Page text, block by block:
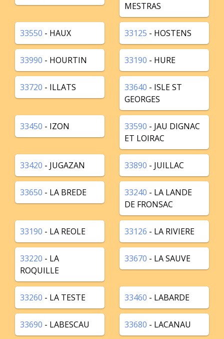
MESTRAS
33550 - HAUX 33125 - HOSTENS
33990 - HOURTIN 33190 - HURE
33720 - ILLATS 33640 - ISLE ST
GEORGES
33450 - IZON 33590 - JAU DIGNAC
ET LOIRAC
33420 - JUGAZAN 33890 - JUILLAC
33650 - LA BREDE 33240 - LA LANDE
DE FRONSAC
33190 - LA REOLE 33126 - LA RIVIERE
33220 - LA
ROQUILLE
33670 - LA SAUVE
33260 - LA TESTE 33460 - LABARDE
33690 - LABESCAU 33680 - LACANAU